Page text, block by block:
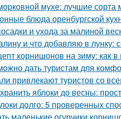
мухе: лучшие
блюда оренбургской
и ухода за малиной
и что добавляю в
корнишонов на зиму: как
дать туристам для
привлекают туристов со
яблоки до весны:
долго: 5 проверенных